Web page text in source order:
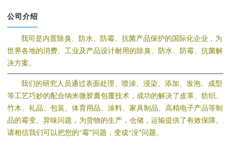
公司介绍
我司是内置除臭、防水、防霉、抗菌产品保护的国际化企业，为
世界各地的消费、工业及产品设计耐用的除臭、防水、防霉、抗菌解
决方案。
我们的研究人员通过表面处理、喷涂、浸染、添加、发泡、成型
等工艺巧妙的配合纳米微胶囊包覆技术，成功的解决了皮革、纺织、
竹木、礼品、包装、体育用品、涂料、家具制品、高精电子产品等制
品的霉变、异味问题，为货物的生产，仓储，运输提供了有效保障。
请相信我们可以把您的“霉”问题，变成“没”问题。